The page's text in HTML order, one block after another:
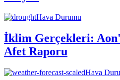
Hava Durumu
İklim Gerçekleri:
Afet Raporu
Hava